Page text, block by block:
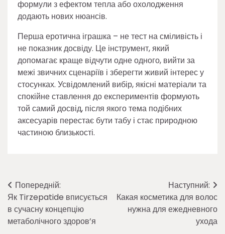
формули з ефектом тепла або охолодження
додають нових нюансів.
Перша еротична іграшка – не тест на сміливість і
не показник досвіду. Це інструмент, який
допомагає краще відчути одне одного, вийти за
межі звичних сценаріїв і зберегти живий інтерес у
стосунках. Усвідомлений вибір, якісні матеріали та
спокійне ставлення до експериментів формують
той самий досвід, після якого тема подібних
аксесуарів перестає бути табу і стає природною
частиною близькості.
Навігація
записів
Попередній:
Як Tirzepatide вписується
в сучасну концепцію
метаболічного здоров’я
Наступний:
Какая косметика для волос
нужна для ежедневного
ухода